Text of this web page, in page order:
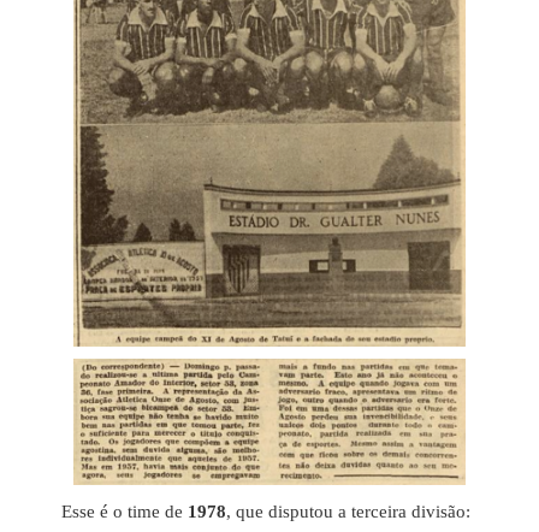
Esse é o time de 1978, que disputou a terceira divisão: